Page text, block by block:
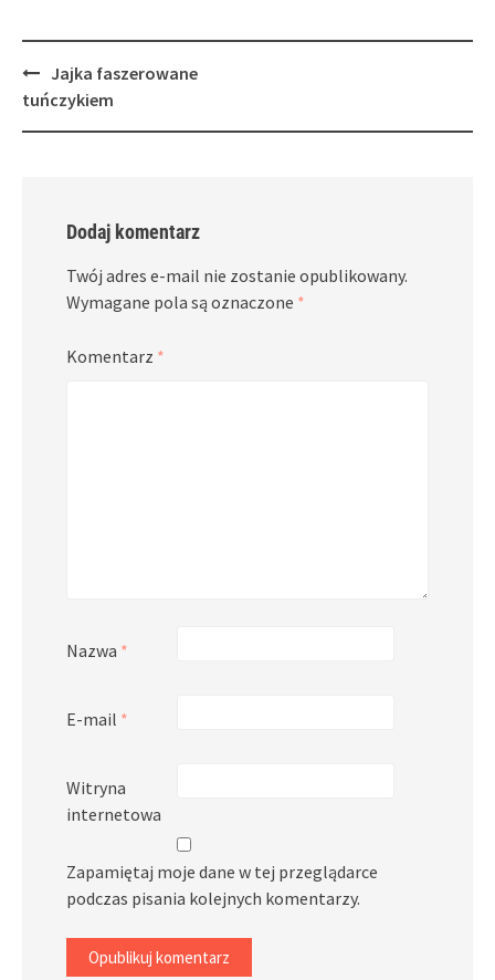
Post
navigation
Jajka faszerowane
tuńczykiem
Dodaj komentarz
Twój adres e-mail nie zostanie opublikowany.
Wymagane pola są oznaczone *
Komentarz *
Nazwa *
E-mail *
Witryna
internetowa
Zapamiętaj moje dane w tej przeglądarce
podczas pisania kolejnych komentarzy.